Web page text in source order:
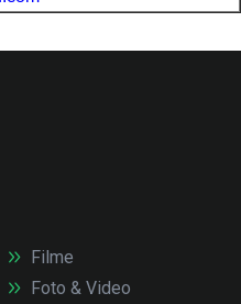
Filme
Foto & Video